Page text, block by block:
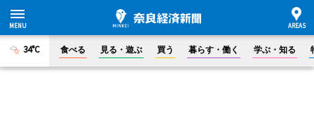
34°C 食べる 見る・遊ぶ 買う 暮らす・働く 学ぶ・知る